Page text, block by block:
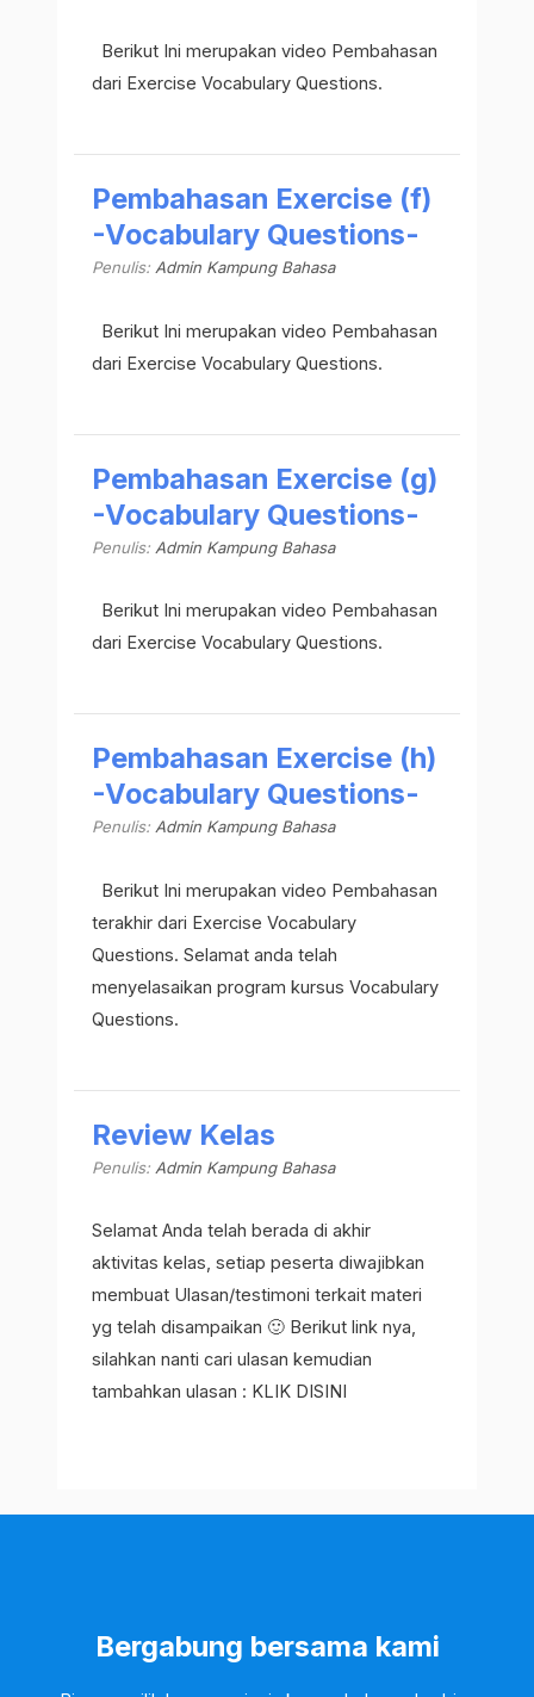
Berikut Ini merupakan video Pembahasan
dari Exercise Vocabulary Questions.
Pembahasan Exercise (f)
-Vocabulary Questions-
Penulis: Admin Kampung Bahasa
Berikut Ini merupakan video Pembahasan
dari Exercise Vocabulary Questions.
Pembahasan Exercise (g)
-Vocabulary Questions-
Penulis: Admin Kampung Bahasa
Berikut Ini merupakan video Pembahasan
dari Exercise Vocabulary Questions.
Pembahasan Exercise (h)
-Vocabulary Questions-
Penulis:Admin Kampung Bahasa
Berikut Ini merupakan video Pembahasan
terakhir dari Exercise Vocabulary
Questions. Selamat anda telah
menyelasaikan program kursus Vocabulary
Questions.
Review Kelas
Penulis: Admin Kampung Bahasa
Selamat Anda telah berada di akhir
aktivitas kelas, setiap peserta diwajibkan
membuat Ulasan/testimoni terkait materi
yg telah disampaikan 🙂 Berikut link nya,
silahkan nanti cari ulasan kemudian
tambahkan ulasan : KLIK DISINI
Bergabung bersama kami